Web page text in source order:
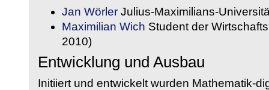
Jan Wörler Julius-Maximilians-
Maximilian Wich Student der
2010)
Entwicklung und Ausbau
Initiiert und entwickelt wurden Mathematik-